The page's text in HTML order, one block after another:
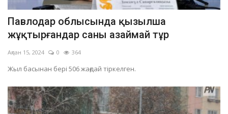
Павлодар облысында қызылша
жұқтырғандар саны азаймай тұр
Ақпан 15, 2024 0 364
Жыл басынан бері 506 жағдай тіркелген.